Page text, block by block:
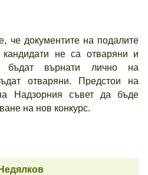
че документите на подалите
кандидати не са отваряни и
бъдат върнати лично на
отваряни. Предстои на
Надзорния съвет да бъде
на нов конкурс.